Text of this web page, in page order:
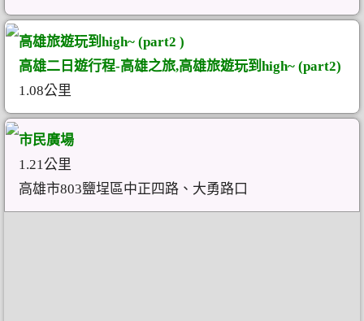
高雄旅遊玩到high~ (part2 )
高雄二日遊行程-高雄之旅,高雄旅遊玩到high~ (part2)
1.08公里
市民廣場
1.21公里
高雄市803鹽埕區中正四路、大勇路口